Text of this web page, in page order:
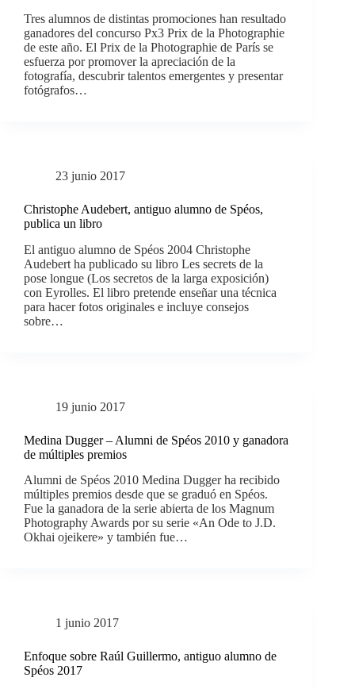
Tres alumnos de distintas promociones han resultado
ganadores del concurso Px3 Prix de la Photographie
de este año. El Prix de la Photographie de París se
esfuerza por promover la apreciación de la
fotografía, descubrir talentos emergentes y presentar
fotógrafos…
23 junio 2017
Christophe Audebert, antiguo alumno de Spéos,
publica un libro
El antiguo alumno de Spéos 2004 Christophe
Audebert ha publicado su libro Les secrets de la
pose longue (Los secretos de la larga exposición)
con Eyrolles. El libro pretende enseñar una técnica
para hacer fotos originales e incluye consejos
sobre…
19 junio 2017
Medina Dugger – Alumni de Spéos 2010 y ganadora
de múltiples premios
Alumni de Spéos 2010 Medina Dugger ha recibido
múltiples premios desde que se graduó en Spéos.
Fue la ganadora de la serie abierta de los Magnum
Photography Awards por su serie «An Ode to J.D.
Okhai ojeikere» y también fue…
1 junio 2017
Enfoque sobre Raúl Guillermo, antiguo alumno de
Spéos 2017